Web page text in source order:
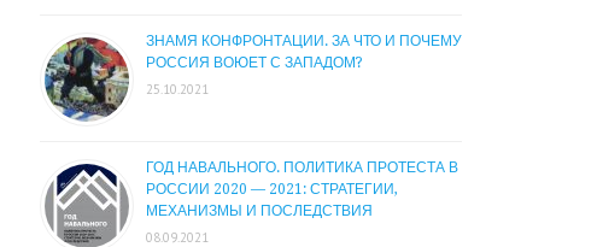
ЗНАМЯ КОНФРОНТАЦИИ. ЗА ЧТО И ПОЧЕМУ
РОССИЯ ВОЮЕТ С ЗАПАДОМ?
25.10.2021
ГОД НАВАЛЬНОГО. ПОЛИТИКА ПРОТЕСТА В
РОССИИ 2020 — 2021: СТРАТЕГИИ,
МЕХАНИЗМЫ И ПОСЛЕДСТВИЯ
08.09.2021